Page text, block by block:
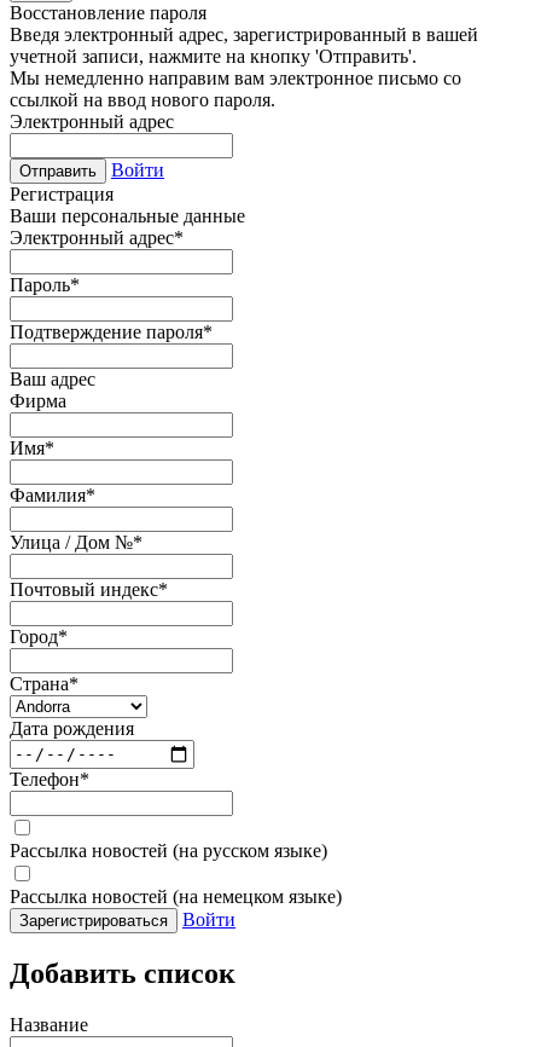
Восстановление пароля
Введя электронный адрес, зарегистрированный в вашей
учетной записи, нажмите на кнопку 'Отправить'.
Мы немедленно направим вам электронное письмо со
ссылкой на ввод нового пароля.
Электронный адрес
Отправить
Войти
Регистрация
Ваши персональные данные
Электронный адрес*
Пароль*
Подтверждение пароля*
Ваш адрес
Фирма
Имя*
Фамилия*
Улица / Дом №*
Почтовый индекс*
Город*
Страна*
Дата рождения
Телефон*
Рассылка новостей (на русском языке)
Рассылка новостей (на немецком языке)
Зарегистрироваться Войти
Добавить список
Название